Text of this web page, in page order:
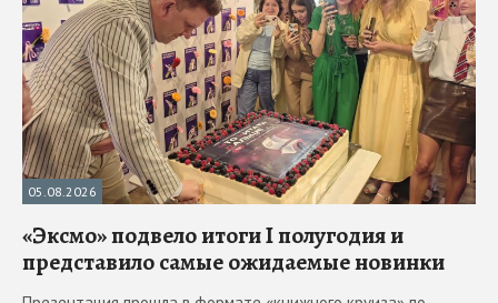
05.08.2026
«Эксмо» подвело итоги I полугодия и
представило самые ожидаемые новинки